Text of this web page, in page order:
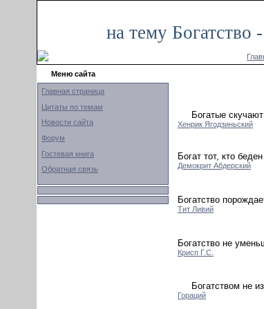
на тему
Меню сайта
Главная страница
Цитаты по темам
Новости сайта
Форум
Гостевая книга
Обратная связь
Богатые
Хенрик Ягодзиньский
Богат тот, кто
Демокрит Абдерский
Богатство
Тит Ливий
Богатство не
Крисп Г.С.
Богатством не
Гораций